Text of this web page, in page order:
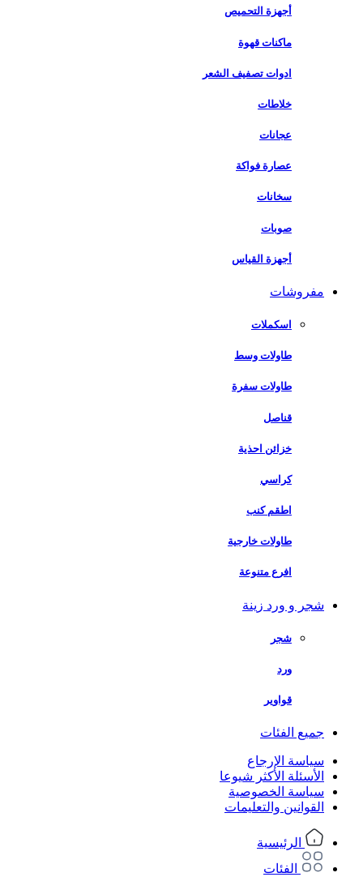
أجهزة التحميص
ماكنات قهوة
ادوات تصفيف الشعر
خلاطات
عجانات
عصارة فواكة
سخانات
صوبات
أجهزة القياس
مفروشات
اسكملات
طاولات وسط
طاولات سفرة
قناصل
خزائن احذية
كراسي
اطقم كنب
طاولات خارجية
افرع متنوعة
شجر و ورد زينة
شجر
ورد
قواوير
جميع الفئات
سياسة الإرجاع
الأسئلة الأكثر شيوعا
سياسة الخصوصية
القوانين والتعليمات
الرئيسية
الفئات